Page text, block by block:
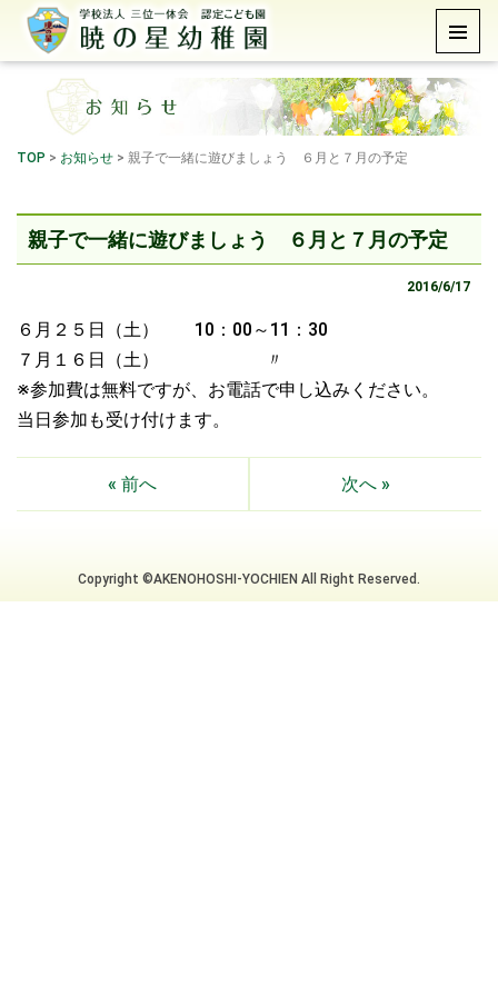
TOP > お知らせ > 親子で一緒に遊びましょう ６月と７月の予定
親子で一緒に遊びましょう ６月と７月の予定
2016/6/17
６月２５日（土） 10：00～11：30
７月１６日（土） 〃
※参加費は無料ですが、お電話で申し込みください。
当日参加も受け付けます。
« 前へ 次へ »
Copyright ©AKENOHOSHI-YOCHIEN All Right Reserved.